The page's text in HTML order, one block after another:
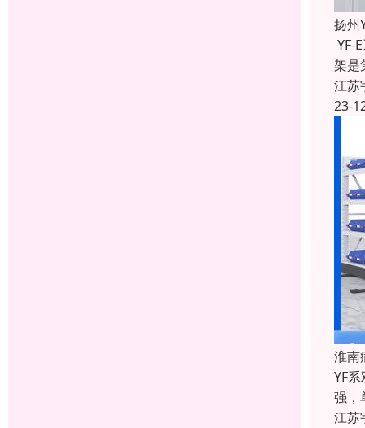
扬州
YF-
架是
江苏
23-
淮南
YF
强，
江苏